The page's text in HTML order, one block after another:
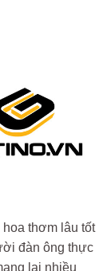
thơm lâu tốt
đàn ông thực
lại nhiều